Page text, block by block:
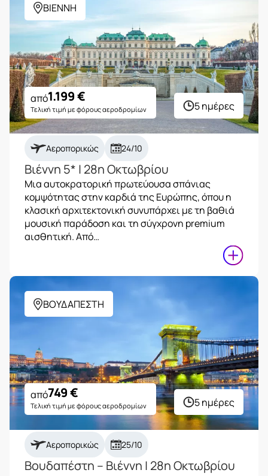
ΒΙΕΝΝΗ
5 ημέρες
από1.199€
Τελική τιμή με φόρους αεροδρομίων
Αεροπορικώς 24/10
Βιέννη 5* | 28η Οκτωβρίου
Μια αυτοκρατορική πρωτεύουσα σπάνιας
κομψότητας στην καρδιά της Ευρώπης, όπου η
κλασική αρχιτεκτονική συνυπάρχει με τη βαθιά
μουσική παράδοση και τη σύγχρονη premium
αισθητική. Από…
ΒΟΥΔΑΠΕΣΤΗ
5 ημέρες
από749€
Τελική τιμή με φόρους αεροδρομίων
Αεροπορικώς 25/10
Βουδαπέστη – Βιέννη | 28η Οκτωβρίου